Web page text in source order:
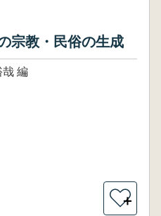
宗教・民俗の生成
哉 編
＋